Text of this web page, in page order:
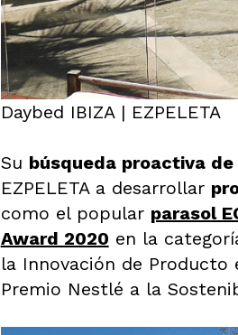
Daybed IBIZA | EZPELETA
Su búsqueda proactiva
EZPELETA a desarrollar
como el popular parasol
Award 2020 en la
la Innovación de Producto
Premio Nestlé a la